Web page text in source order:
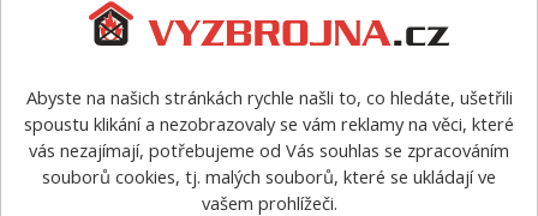
a majetek druhých.
Dýchací přístroje lahve> Obal na tlakové lahve 6,8l až
6,9l polstrovaný
Abyste na našich stránkách rychle našli to, co hledáte, ušetřili
spoustu klikání a nezobrazovaly se vám reklamy na věci, které
vás nezajímají, potřebujeme od Vás souhlas se zpracováním
souborů cookies, tj. malých souborů, které se ukládají ve
vašem prohlížeči.